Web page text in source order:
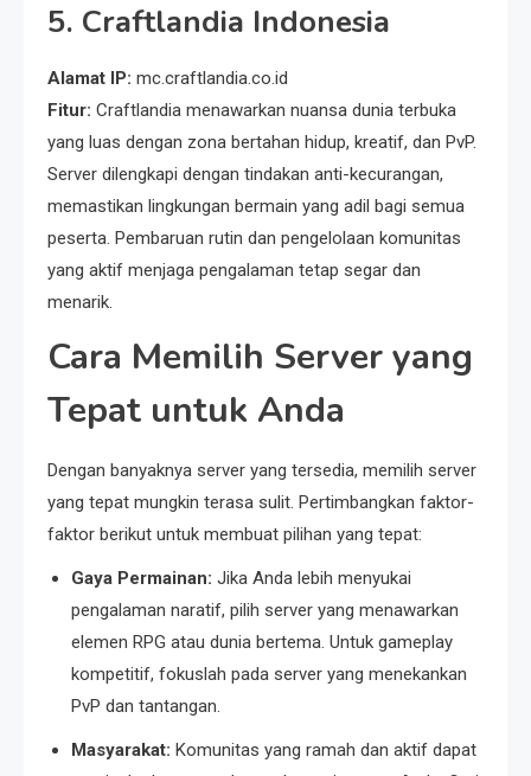
5. Craftlandia Indonesia
Alamat IP: mc.craftlandia.co.id
Fitur: Craftlandia menawarkan nuansa dunia terbuka
yang luas dengan zona bertahan hidup, kreatif, dan PvP.
Server dilengkapi dengan tindakan anti-kecurangan,
memastikan lingkungan bermain yang adil bagi semua
peserta. Pembaruan rutin dan pengelolaan komunitas
yang aktif menjaga pengalaman tetap segar dan
menarik.
Cara Memilih Server yang
Tepat untuk Anda
Dengan banyaknya server yang tersedia, memilih server
yang tepat mungkin terasa sulit. Pertimbangkan faktor-
faktor berikut untuk membuat pilihan yang tepat:
Gaya Permainan: Jika Anda lebih menyukai
pengalaman naratif, pilih server yang menawarkan
elemen RPG atau dunia bertema. Untuk gameplay
kompetitif, fokuslah pada server yang menekankan
PvP dan tantangan.
Masyarakat: Komunitas yang ramah dan aktif dapat